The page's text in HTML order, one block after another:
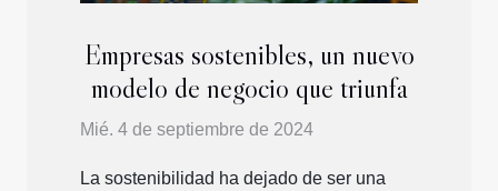
Empresas sostenibles, un nuevo
modelo de negocio que triunfa
Mié. 4 de septiembre de 2024
La sostenibilidad ha dejado de ser una